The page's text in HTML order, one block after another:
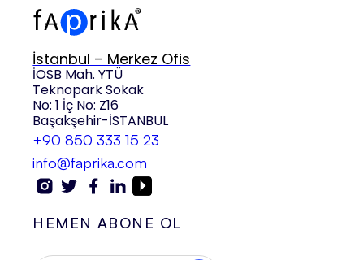
İstanbul – Merkez Ofis
İOSB Mah. YTÜ
Teknopark Sokak
No: 1 İç No: Z16
Başakşehir-İSTANBUL
+90 850 333 15 23
info@faprika.com
HEMEN ABONE OL